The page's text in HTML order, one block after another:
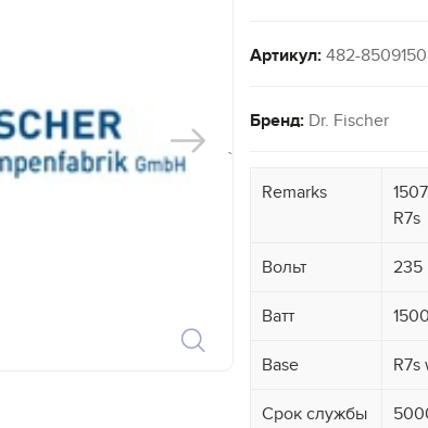
`
Артикул: 482-
Бренд: Dr. Fischer
Remarks
R7s
Вольт 235
Ватт 1500
Base R7s
Срок службы